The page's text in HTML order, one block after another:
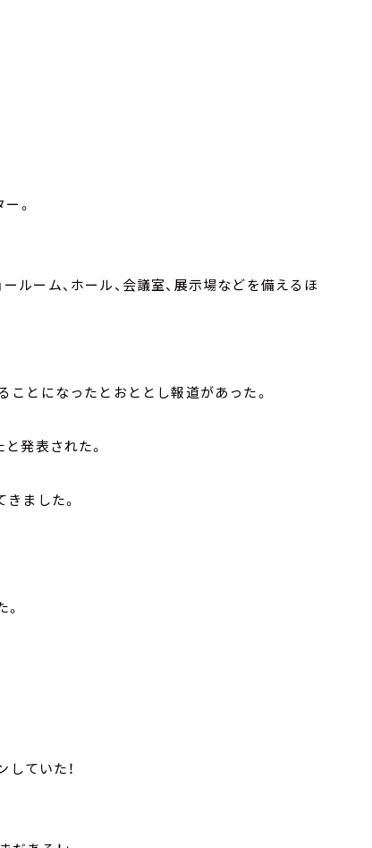
。
ルーム、ホール、会議室、展示場などを備えるほ
とになったとおととし報道があった。
発表された。
ました。
ていた！